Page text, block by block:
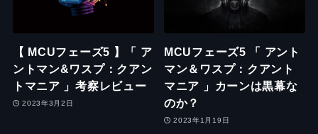
【 MCUフェーズ5 】「 ア
ントマン&ワスプ：クアン
トマニア 」考察レビュー
2023年3月2日
MCUフェーズ5 「 アント
マン＆ワスプ：クアント
マニア 」カーンは黒幕な
のか？
2023年1月19日